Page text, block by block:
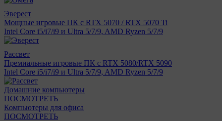
Эверест
Мощные игровые ПК с RTX 5070 / RTX 5070 Ti
Intel Core i5/i7/i9 и Ultra 5/7/9, AMD Ryzen 5/7/9
Рассвет
Премиальные игровые ПК с RTX 5080/RTX 5090
Intel Core i5/i7/i9 и Ultra 5/7/9, AMD Ryzen 5/7/9
Домашние компьютеры
ПОСМОТРЕТЬ
Компьютеры для офиса
ПОСМОТРЕТЬ